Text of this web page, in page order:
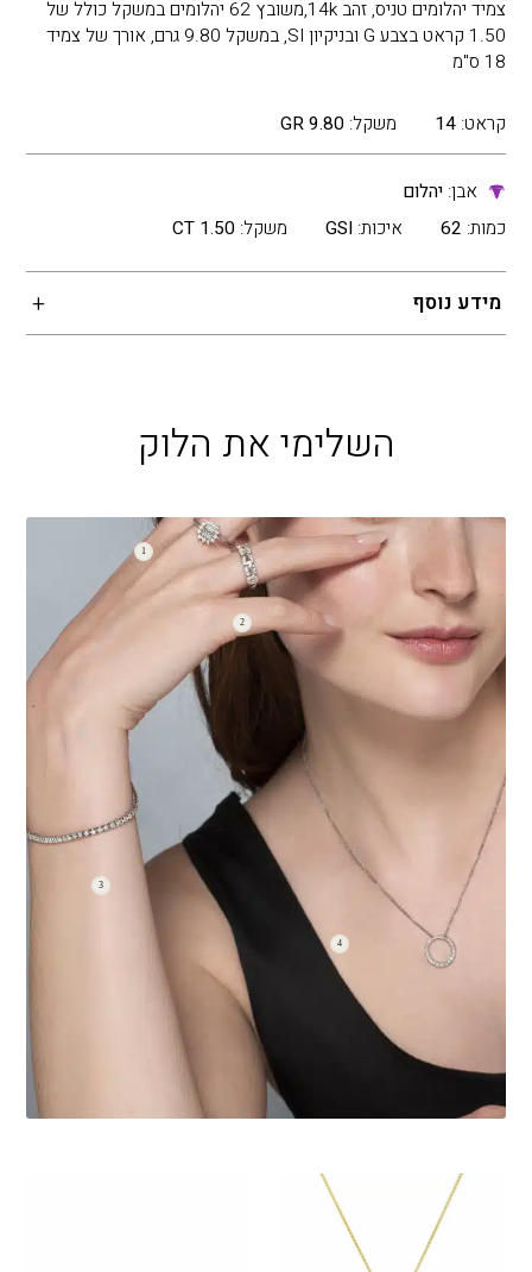
צמיד יהלומים טניס, זהב 14k,משובץ 62 יהלומים במשקל כולל של
1.50 קראט בצבע G ובניקיון SI, במשקל 9.80 גרם, אורך של צמיד
18 ס"מ
קראט: 14 משקל: 9.80 GR
אבן:יהלום
כמות: 62 איכות: GSI משקל:1.50 CT
מידע נוסף
השלימי את הלוק